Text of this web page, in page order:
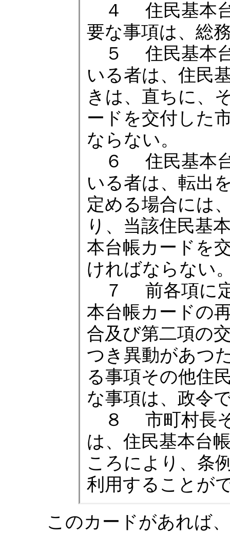
４ 住民基本台
要な事項は、総
５ 住民基本台
いる者は、住民
きは、直ちに、
ードを交付した
ならない。
６ 住民基本台
いる者は、転出
定める場合には
り、当該住民基
本台帳カードを
ければならない
７ 前各項に定
本台帳カードの
合及び第二項の
つき異動があつ
る事項その他住
な事項は、政令
８ 市町村長そ
は、住民基本台
ころにより、条
利用することが
このカードがあれば